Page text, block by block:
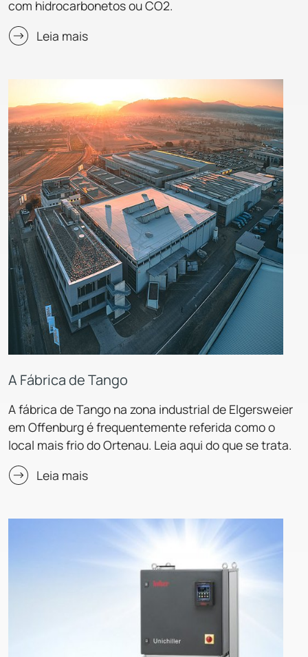
com hidrocarbonetos ou CO2.
Leia mais
A Fábrica de Tango
A fábrica de Tango na zona industrial de Elgersweier
em Offenburg é frequentemente referida como o
local mais frio do Ortenau. Leia aqui do que se trata.
Leia mais